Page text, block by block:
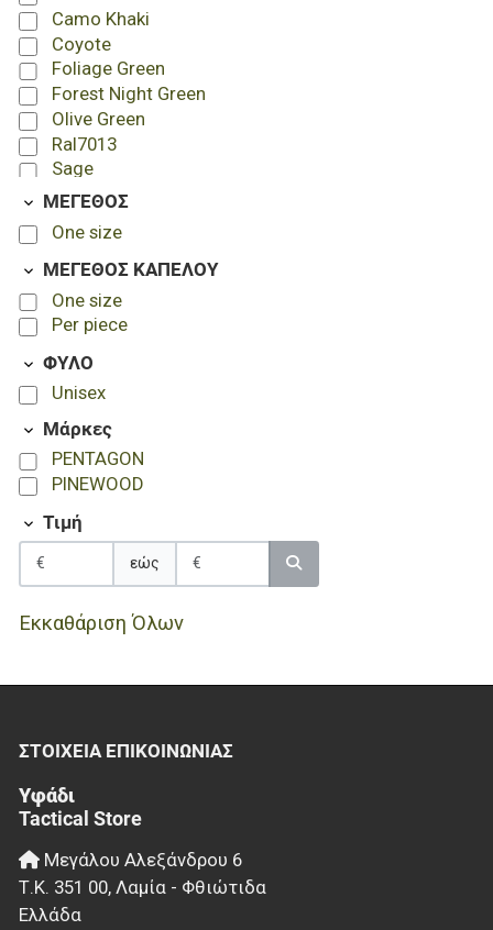
Camo Khaki
Coyote
Foliage Green
Forest Night Green
Olive Green
Ral7013
Sage
Wolf-Grey
ΜΕΓΕΘΟΣ
One size
ΜΕΓΕΘΟΣ ΚΑΠΕΛΟΥ
One size
Per piece
ΦΥΛΟ
Unisex
Μάρκες
PENTAGON
PINEWOOD
Τιμή
εώς
Εκκαθάριση Όλων
ΣΤΟΙΧΕΊΑ EΠΙΚΟΙΝΩΝΊΑΣ
Υφάδι
Tactical Store
Μεγάλου Αλεξάνδρου 6
Τ.Κ. 351 00, Λαμία - Φθιώτιδα
Ελλάδα